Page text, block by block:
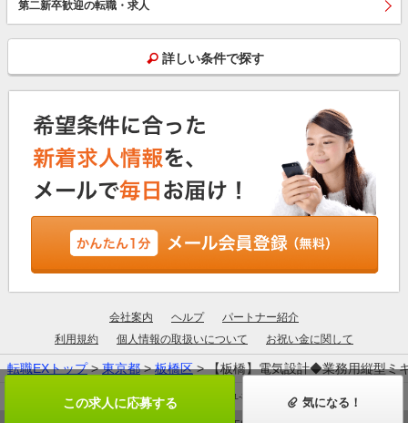
この求人に応募する 気になる！
第二新卒歓迎の転職・求人
詳しい条件で探す
会社案内 ヘルプ
パートナー紹介
利用規約
個人情報の取扱いについて お祝い金に関して
転職EXトップ>東京都>板橋区> 【板橋】電気設計◆業務用縦型ミ
厚生労働大臣許可：13-ユ-305190